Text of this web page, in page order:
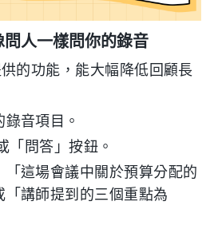
人一樣問你的錄音
的功能，能大幅降低回顧長
音項目。
「問答」按鈕。
「這場會議中關於預算分配的
「講師提到的三個重點為